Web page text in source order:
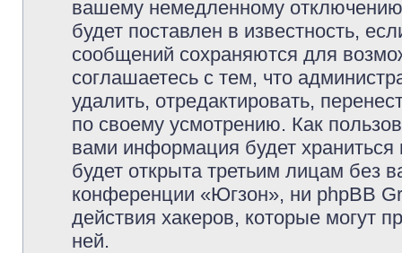
вашему немедленному
будет поставлен в известность,
сообщений сохраняются для
соглашаетесь с тем, что
удалить, отредактировать,
по своему усмотрению. Как
вами информация будет
будет открыта третьим лицам без
конференции «Югзон», ни phpBB
действия хакеров, которые могут
ней.